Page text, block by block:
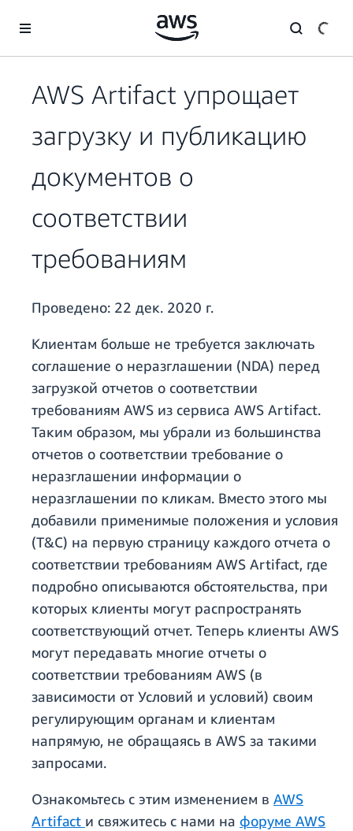
Перейти к главному контенту
AWS Artifact упрощает
загрузку и публикацию
документов о
соответствии
требованиям
Проведено: 22 дек. 2020 г.
Клиентам больше не требуется заключать
соглашение о неразглашении (NDA) перед
загрузкой отчетов о соответствии
требованиям AWS из сервиса AWS Artifact.
Таким образом, мы убрали из большинства
отчетов о соответствии требование о
неразглашении информации о
неразглашении по кликам. Вместо этого мы
добавили применимые положения и условия
(T&C) на первую страницу каждого отчета о
соответствии требованиям AWS Artifact, где
подробно описываются обстоятельства, при
которых клиенты могут распространять
соответствующий отчет. Теперь клиенты AWS
могут передавать многие отчеты о
соответствии требованиям AWS (в
зависимости от Условий и условий) своим
регулирующим органам и клиентам
напрямую, не обращаясь в AWS за такими
запросами.
Ознакомьтесь с этим изменением в AWS
Artifact и свяжитесь с нами на форуме AWS